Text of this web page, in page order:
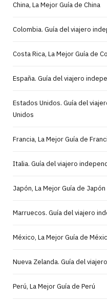
China, La Mejor Guía de China
Colombia. Guía del viajero
Costa Rica, La Mejor Guía de
España. Guía del viajero
Estados Unidos. Guía del
Unidos
Francia, La Mejor Guía de
Italia. Guía del viajero
Japón, La Mejor Guía de Japón
Marruecos. Guía del viajero
México, La Mejor Guía de
Nueva Zelanda. Guía del
Perú, La Mejor Guía de Perú